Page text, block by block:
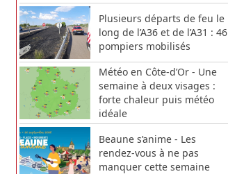
Plusieurs départs de feu le
long de l’A36 et de l’A31 : 46
pompiers mobilisés
Météo en Côte-d’Or - Une
semaine à deux visages :
forte chaleur puis météo
idéale
Beaune s’anime - Les
rendez-vous à ne pas
manquer cette semaine